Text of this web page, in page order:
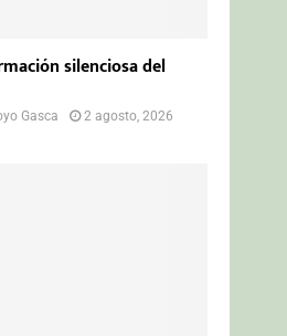
silenciosa del
Gasca
2 agosto, 2026